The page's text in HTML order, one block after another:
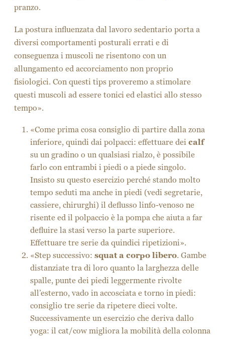
pranzo.
La postura influenzata dal lavoro sedentario porta a
diversi comportamenti posturali errati e di
conseguenza i muscoli ne risentono con un
allungamento ed accorciamento non proprio
fisiologici. Con questi tips proveremo a stimolare
questi muscoli ad essere tonici ed elastici allo stesso
tempo».
«Come prima cosa consiglio di partire dalla zona
inferiore, quindi dai polpacci: effettuare dei calf
su un gradino o un qualsiasi rialzo, è possibile
farlo con entrambi i piedi o a piede singolo.
Insisto su questo esercizio perché stando molto
tempo seduti ma anche in piedi (vedi segretarie,
cassiere, chirurghi) il deflusso linfo-venoso ne
risente ed il polpaccio è la pompa che aiuta a far
defluire la stasi verso la parte superiore.
Effettuare tre serie da quindici ripetizioni».
«Step successivo: squat a corpo libero. Gambe
distanziate tra di loro quanto la larghezza delle
spalle, punte dei piedi leggermente rivolte
all’esterno, vado in accosciata e torno in piedi:
consiglio tre serie da ripetere dieci volte.
Successivamente un esercizio che deriva dallo
yoga: il cat/cow migliora la mobilità della colonna